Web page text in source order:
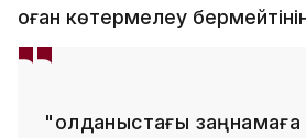
оған көтермелеу
"Қолданыстағы заңнамаға